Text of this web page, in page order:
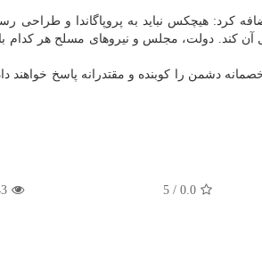
هیچکس نباید به پروپاگاندا و طراحی
دولت، مجلس و نیروهای مسلح هر کدام
دشمن را کوبنده و مقتدرانه پاسخ خواهند
0.0
/
5